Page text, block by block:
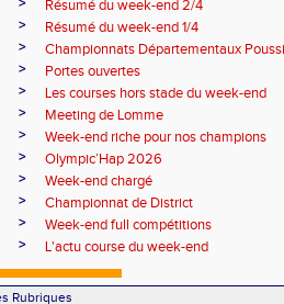
Résumé du week-end 2/4
>
Résumé du week-end 1/4
>
Championnats Départementaux
>
Portes ouvertes
>
Les courses hors stade du week-end
>
Meeting de Lomme
>
Week-end riche pour nos champions
>
Olympic’Hap 2026
>
Week-end chargé
>
Championnat de District
>
Week-end full compétitions
> L'actu course du week-end